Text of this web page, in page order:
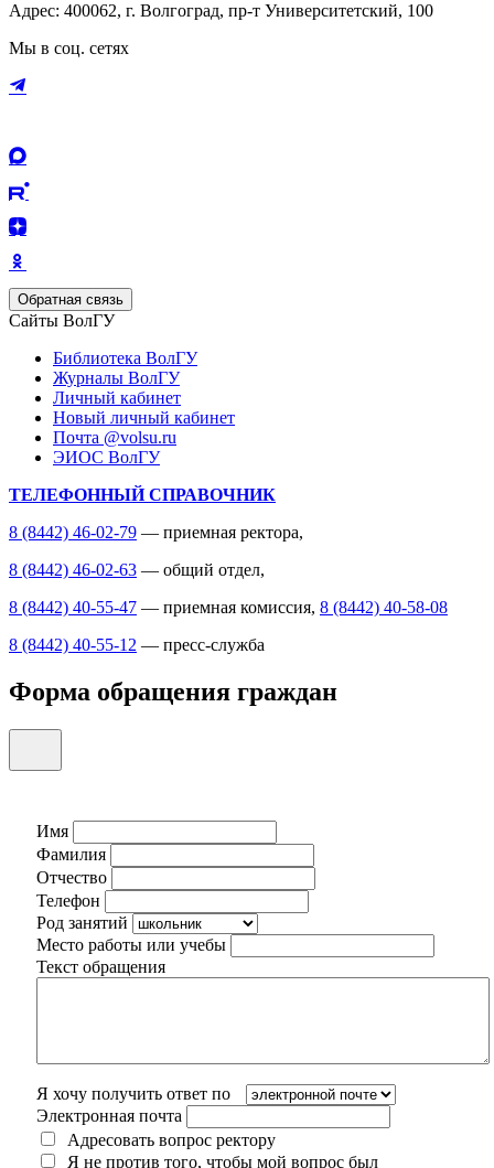
Адрес: 400062, г. Волгоград, пр-т Университетский, 100
Мы в соц. сетях
Обратная связь
Сайты ВолГУ
Библиотека ВолГУ
Журналы ВолГУ
Личный кабинет
Новый личный кабинет
Почта @volsu.ru
ЭИОС ВолГУ
ТЕЛЕФОННЫЙ СПРАВОЧНИК
8 (8442) 46-02-79 — приемная ректора,
8 (8442) 46-02-63 — общий отдел,
8 (8442) 40-55-47 — приемная комиссия, 8 (8442) 40-58-08
8 (8442) 40-55-12 — пресс-служба
Форма обращения граждан
Имя
Фамилия
Отчество
Телефон
Род занятий
Место работы или учебы
Текст обращения
Я хочу получить ответ по
Электронная почта
Адресовать вопрос ректору
Я не против того, чтобы мой вопрос был